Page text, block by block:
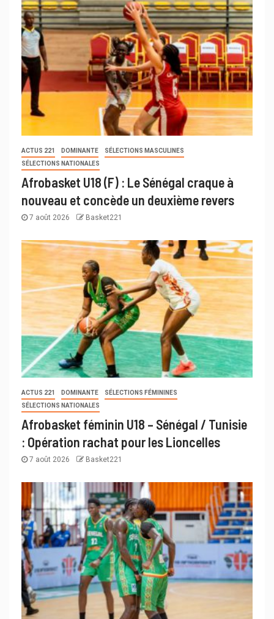
ACTUS 221 DOMINANTE
SÉLECTIONS MASCULINES
SÉLECTIONS NATIONALES
Afrobasket U18 (F) : Le Sénégal craque à
nouveau et concède un deuxième revers
7 août 2026 Basket221
ACTUS 221 DOMINANTE
SÉLECTIONS FÉMININES
SÉLECTIONS NATIONALES
Afrobasket féminin U18 – Sénégal / Tunisie
: Opération rachat pour les Lioncelles
7 août 2026 Basket221